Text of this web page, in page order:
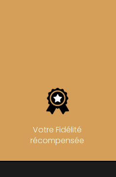
Votre Fidélité
récompensée